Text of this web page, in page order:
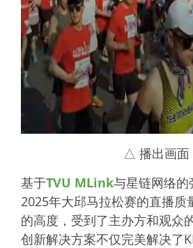
△ 播出画面
基于TVU MLink与星链网络的
2025年大邱马拉松赛的直播质
的高度，受到了主办方和观众
创新解决方案不仅完美解决了